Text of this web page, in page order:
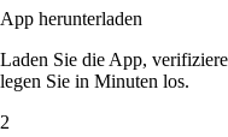
App herunterladen
Laden Sie die App,
legen Sie in Minuten los.
2